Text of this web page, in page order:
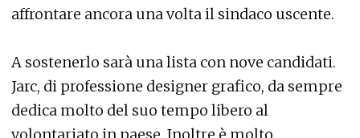
affrontare ancora una volta il sindaco uscente.
A sostenerlo sarà una lista con nove candidati.
Jarc, di professione designer grafico, da sempre
dedica molto del suo tempo libero al